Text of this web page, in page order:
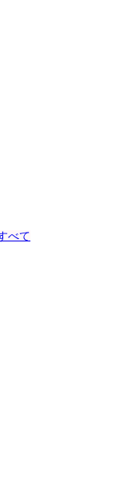
べて